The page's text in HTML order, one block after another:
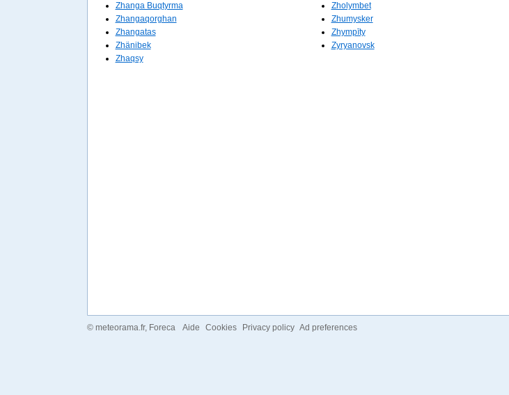
Zhanga Buqtyrma
Zhangaqorghan
Zhangatas
Zhänibek
Zhaqsy
Zholymbet
Zhumysker
Zhympīty
Zyryanovsk
© meteorama.fr, Foreca Aide Cookies Privacy policy Ad preferences